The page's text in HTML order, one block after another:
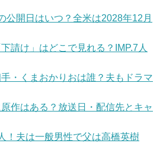
公開日はいつ？全米は2028年12月
請け」はどこで見れる？IMP.7人
・くまおかりおは誰？夫もドラマ
作はある？放送日・配信先とキャ
！夫は一般男性で父は高橋英樹